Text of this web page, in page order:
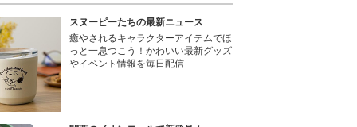
スヌーピーたちの最新ニュース
癒やされるキャラクターアイテムでほ
っと一息つこう！かわいい最新グッズ
やイベント情報を毎日配信